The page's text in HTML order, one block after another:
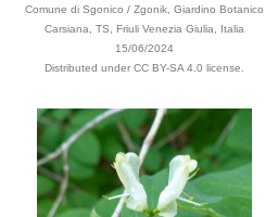
Comune di Sgonico / Zgonik, Giardino Botanico
Carsiana, TS, Friuli Venezia Giulia, Italia
15/06/2024
Distributed under CC BY-SA 4.0 license.